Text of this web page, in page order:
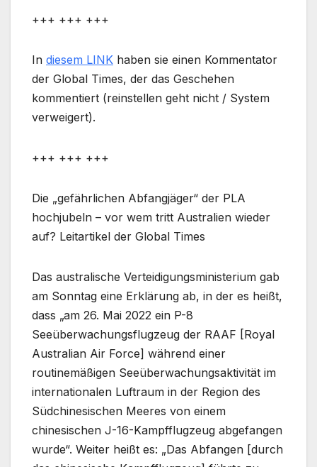
+++ +++ +++
In diesem LINK haben sie einen Kommentator
der Global Times, der das Geschehen
kommentiert (reinstellen geht nicht / System
verweigert).
+++ +++ +++
Die „gefährlichen Abfangjäger“ der PLA
hochjubeln – vor wem tritt Australien wieder
auf? Leitartikel der Global Times
Das australische Verteidigungsministerium gab
am Sonntag eine Erklärung ab, in der es heißt,
dass „am 26. Mai 2022 ein P-8
Seeüberwachungsflugzeug der RAAF [Royal
Australian Air Force] während einer
routinemäßigen Seeüberwachungsaktivität im
internationalen Luftraum in der Region des
Südchinesischen Meeres von einem
chinesischen J-16-Kampfflugzeug abgefangen
wurde“. Weiter heißt es: „Das Abfangen [durch